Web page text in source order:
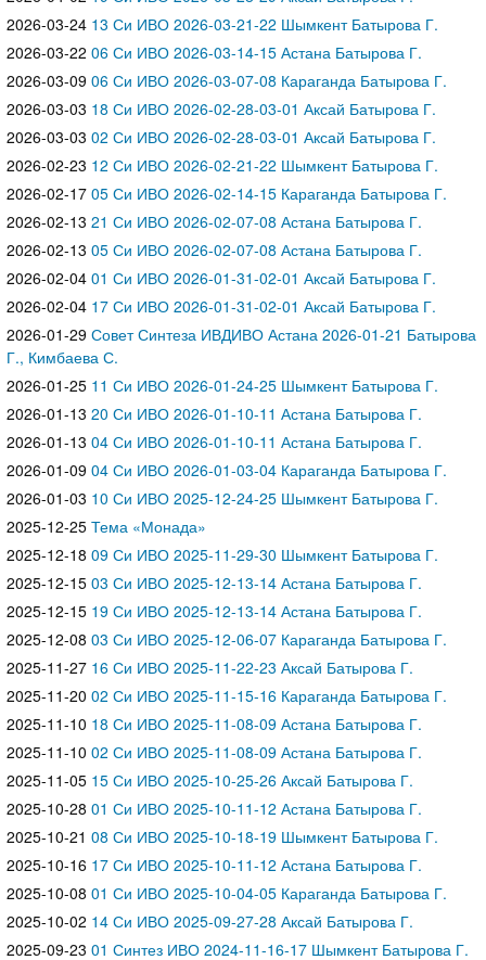
2026-03-24 13 Си ИВО 2026-03-21-22 Шымкент Батырова Г.
2026-03-22 06 Си ИВО 2026-03-14-15 Астана Батырова Г.
2026-03-09 06 Си ИВО 2026-03-07-08 Караганда Батырова Г.
2026-03-03 18 Си ИВО 2026-02-28-03-01 Аксай Батырова Г.
2026-03-03 02 Си ИВО 2026-02-28-03-01 Аксай Батырова Г.
2026-02-23 12 Си ИВО 2026-02-21-22 Шымкент Батырова Г.
2026-02-17 05 Си ИВО 2026-02-14-15 Караганда Батырова Г.
2026-02-13 21 Си ИВО 2026-02-07-08 Астана Батырова Г.
2026-02-13 05 Си ИВО 2026-02-07-08 Астана Батырова Г.
2026-02-04 01 Си ИВО 2026-01-31-02-01 Аксай Батырова Г.
2026-02-04 17 Си ИВО 2026-01-31-02-01 Аксай Батырова Г.
2026-01-29 Совет Синтеза ИВДИВО Астана 2026-01-21 Батырова
Г., Кимбаева С.
2026-01-25 11 Си ИВО 2026-01-24-25 Шымкент Батырова Г.
2026-01-13 20 Си ИВО 2026-01-10-11 Астана Батырова Г.
2026-01-13 04 Си ИВО 2026-01-10-11 Астана Батырова Г.
2026-01-09 04 Си ИВО 2026-01-03-04 Караганда Батырова Г.
2026-01-03 10 Си ИВО 2025-12-24-25 Шымкент Батырова Г.
2025-12-25 Тема «Монада»
2025-12-18 09 Си ИВО 2025-11-29-30 Шымкент Батырова Г.
2025-12-15 03 Си ИВО 2025-12-13-14 Астана Батырова Г.
2025-12-15 19 Си ИВО 2025-12-13-14 Астана Батырова Г.
2025-12-08 03 Си ИВО 2025-12-06-07 Караганда Батырова Г.
2025-11-27 16 Си ИВО 2025-11-22-23 Аксай Батырова Г.
2025-11-20 02 Си ИВО 2025-11-15-16 Караганда Батырова Г.
2025-11-10 18 Си ИВО 2025-11-08-09 Астана Батырова Г.
2025-11-10 02 Си ИВО 2025-11-08-09 Астана Батырова Г.
2025-11-05 15 Си ИВО 2025-10-25-26 Аксай Батырова Г.
2025-10-28 01 Си ИВО 2025-10-11-12 Астана Батырова Г.
2025-10-21 08 Си ИВО 2025-10-18-19 Шымкент Батырова Г.
2025-10-16 17 Си ИВО 2025-10-11-12 Астана Батырова Г.
2025-10-08 01 Си ИВО 2025-10-04-05 Караганда Батырова Г.
2025-10-02 14 Си ИВО 2025-09-27-28 Аксай Батырова Г.
2025-09-23 01 Синтез ИВО 2024-11-16-17 Шымкент Батырова Г.